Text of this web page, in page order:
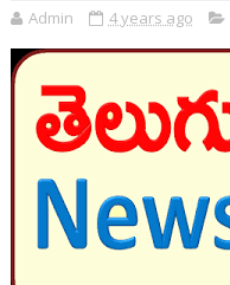
Admin 4 years ago